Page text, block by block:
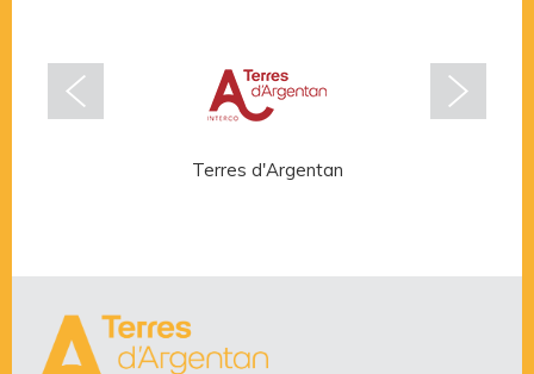
Terres d'Argentan